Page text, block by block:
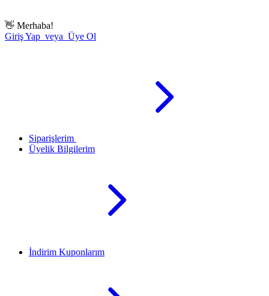
👋 Merhaba!
Giriş Yap veya Üye Ol
Siparişlerim
Üyelik Bilgilerim
İndirim Kuponlarım